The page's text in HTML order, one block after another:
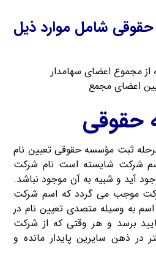
شامل موارد ذیل
مجموع اعضای سهامدار
اعضای مجمع
حقوقی
ثبت مؤسسه حقوقی تعیین نام
شرکت شایسته است نام شرکت
آید و شبیه به آن موجود نباشد.
موجب می گردد که اسم شرکت
به وسیله متصدی تعیین نام در
برسد و هر وقتی که از شرکت
در ذهن سایرین پایدار مانده و